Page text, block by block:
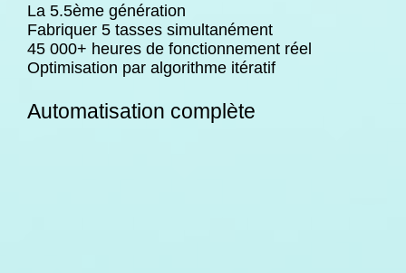
La 5.5ème génération
Fabriquer 5 tasses simultanément
45 000+ heures de fonctionnement réel
Optimisation par algorithme itératif
Automatisation complète